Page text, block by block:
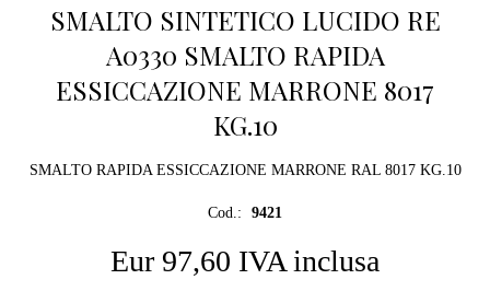
SMALTO SINTETICO LUCIDO RE
A0330 SMALTO RAPIDA
ESSICCAZIONE MARRONE 8017
KG.10
SMALTO RAPIDA ESSICCAZIONE MARRONE RAL 8017 KG.10
Cod.: 9421
Eur 97,60 IVA inclusa